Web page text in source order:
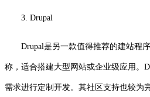
3. Drupal
Drupal是另一款值得推荐的建站程
称，适合搭建大型网站或企业级应用。
需求进行定制开发。其社区支持也较为